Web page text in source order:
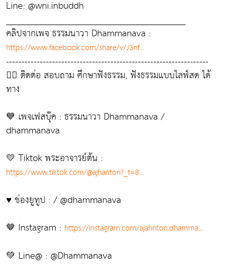
Line: @wni.inbuddh
คลิปจากเพจ ธรรมนาวา Dhammanava :
https://www.facebook.com/share/v/J3nf...
------------------------------------------------------------------
👉🏻 ติดต่อ สอบถาม ศึกษาฟังธรรม, ฟังธรรมแบบไลฟ์สด ได้
ทาง
💙 เพจเฟสบุ๊ค : ธรรมนาวา Dhammanava /
dhammanava
💛 Tiktok พระอาจารย์ต้น :
https://www.tiktok.com/@ajhanton?_t=8...
♥️ ช่องยูทูป : / @dhammanava
🤎 Instagram : https://instagram.com/ajahnton.dhamma...
💚 Line@ : @Dhammanava